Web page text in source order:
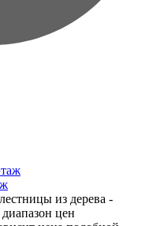
из дерева -
цен